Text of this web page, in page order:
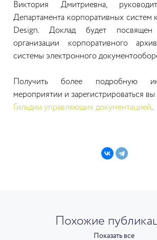
Виктория Дмитриевна,
Департамента корпоративных систем
Design. Доклад будет посвящен
организации корпоративного
системы электронного
Получить более подробную
мероприятии и зарегистрироваться
Гильдии управляющих документацией.
Похожие
Показать все